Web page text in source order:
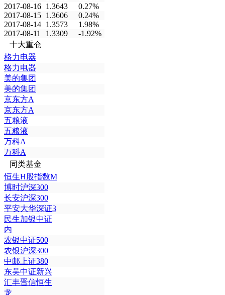
2017-08-16 1.3643
0.27%
2017-08-15 1.3606
0.24%
2017-08-14 1.3573
1.98%
2017-08-11
1.3309
-1.92%
十大重仓
格力电器
格力电器
美的集团
美的集团
京东方A
京东方A
五粮液
五粮液
万科A
万科A
同类基金
恒生H股指数M
博时沪深300
长安沪深300
平安大华深证3
民生加银中证
内
农银中证500
农银沪深300
中邮上证380
东吴中证新兴
汇丰晋信恒生
龙